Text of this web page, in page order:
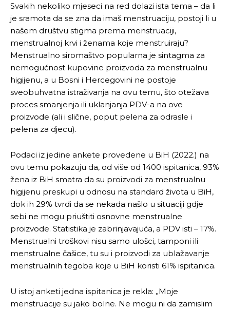
Svakih nekoliko mjeseci na red dolazi ista tema – da li
je sramota da se zna da imaš menstruaciju, postoji li u
našem društvu stigma prema menstruaciji,
menstrualnoj krvi i ženama koje menstruiraju?
Menstrualno siromaštvo popularna je sintagma za
nemogućnost kupovine proizvoda za menstrualnu
higijenu, a u Bosni i Hercegovini ne postoje
sveobuhvatna istraživanja na ovu temu, što otežava
proces smanjenja ili uklanjanja PDV-a na ove
proizvode (ali i slične, poput pelena za odrasle i
pelena za djecu).
Podaci iz jedine ankete provedene u BiH (2022.) na
ovu temu pokazuju da, od više od 1400 ispitanica, 93%
žena iz BiH smatra da su proizvodi za menstrualnu
higijenu preskupi u odnosu na standard života u BiH,
dok ih 29% tvrdi da se nekada našlo u situaciji gdje
sebi ne mogu priuštiti osnovne menstrualne
proizvode. Statistika je zabrinjavajuća, a PDV isti – 17%.
Menstrualni troškovi nisu samo ulošci, tamponi ili
menstrualne čašice, tu su i proizvodi za ublažavanje
menstrualnih tegoba koje u BiH koristi 61% ispitanica.
U istoj anketi jedna ispitanica je rekla: „Moje
menstruacije su jako bolne. Ne mogu ni da zamislim